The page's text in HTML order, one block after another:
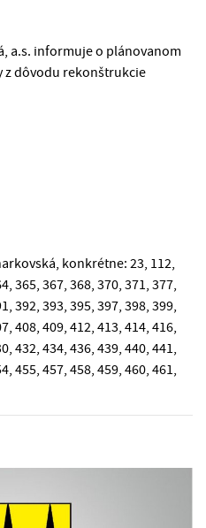
a.s. informuje o plánovanom
dôvodu rekonštrukcie
konkrétne: 23, 112,
365, 367, 368, 370, 371, 377,
392, 393, 395, 397, 398, 399,
408, 409, 412, 413, 414, 416,
432, 434, 436, 439, 440, 441,
455, 457, 458, 459, 460, 461,